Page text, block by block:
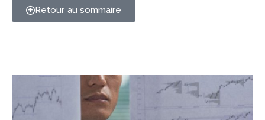
Retour au sommaire